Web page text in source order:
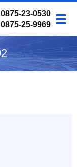
0875-23-0530
0875-25-9969 メ